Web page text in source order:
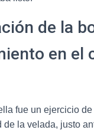
de la
en el
fue un ejercicio
de la velada, justo